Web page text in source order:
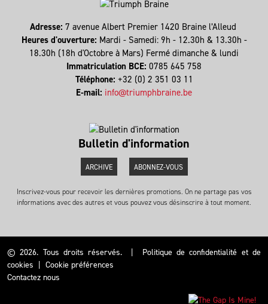
Adresse: 7 avenue Albert Premier 1420 Braine l’Alleud
Heures d'ouverture: Mardi - Samedi: 9h - 12.30h & 13.30h -
18.30h (18h d'Octobre à Mars) Fermé dimanche & lundi
Immatriculation BCE: 0785 645 758
Téléphone: +32 (0) 2 351 03 11
E-mail: info@triumphbraine.be
Bulletin d'information
ARCHIVE ABONNEZ-VOUS
Inscrivez-vous pour recevoir les dernières promotions. On ne partage pas vos
informations avec des autres et vous pouvez vous désinscrire à tout moment.
© 2026. Tous droits réservés. | Politique de confidentialité et de
cookies | Cookie préférences
Contactez nous